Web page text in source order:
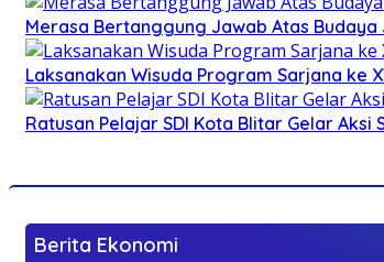
Merasa Bertanggung Jawab Atas Budaya
Laksanakan Wisuda Program Sarjana ke
Ratusan Pelajar SDI Kota Blitar Gelar Aksi
Berita Ekonomi